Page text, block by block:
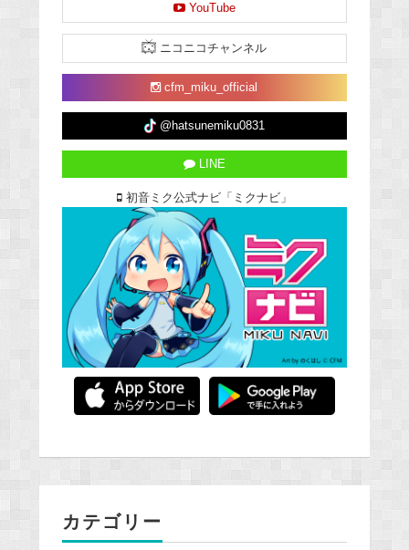
YouTube
ニコニコチャンネル
cfm_miku_official
@hatsunemiku0831
LINE
初音ミク公式ナビ「ミクナビ」
カテゴリー